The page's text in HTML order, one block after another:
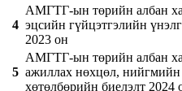
4
АМГТГ-ын төрийн албан
эцсийн гүйцэтгэлийн
2023 он
5
АМГТГ-ын төрийн албан
ажиллах нөхцөл, нийгмийн
хөтөлбөрийн биелэлт 2024